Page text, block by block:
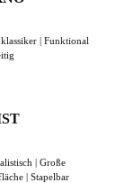
| Funktional
| Große
| Stapelbar